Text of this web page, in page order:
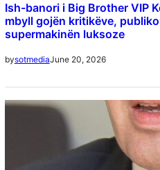
Ish-banori i Big Brother VIP
mbyll gojën kritikëve,
supermakinën luksoze
bysotmediaJune 20, 2026